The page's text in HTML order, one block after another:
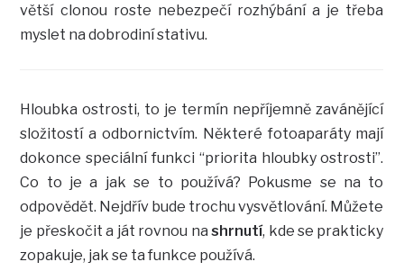
větší clonou roste nebezpečí rozhýbání a je třeba
myslet na dobrodiní stativu.
Hloubka ostrosti, to je termín nepříjemně zavánějící
složitostí a odbornictvím. Některé fotoaparáty mají
dokonce speciální funkci “priorita hloubky ostrosti”.
Co to je a jak se to používá? Pokusme se na to
odpovědět. Nejdřív bude trochu vysvětlování. Můžete
je přeskočit a ját rovnou nashrnutí, kde se prakticky
zopakuje, jak se ta funkce používá.